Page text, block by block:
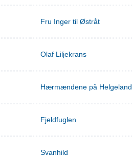
Fru Inger til Østråt
Olaf Liljekrans
Hærmændene på Helgeland
Fjeldfuglen
Svanhild